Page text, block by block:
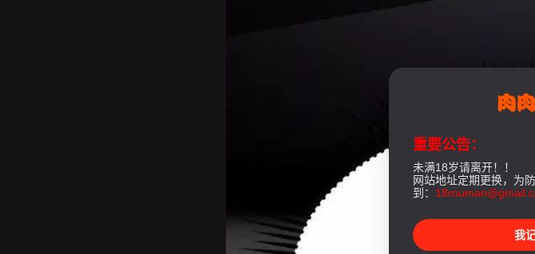
重要公告：
未满18岁请离开！！
网站地址定期更换，为
到：
我